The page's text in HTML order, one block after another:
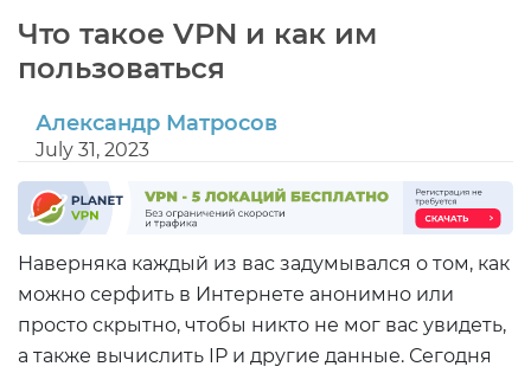
Что такое VPN и как им
пользоваться
Александр Матросов
July 31, 2023
Наверняка каждый из вас задумывался о том, как
можно серфить в Интернете анонимно или
просто скрытно, чтобы никто не мог вас увидеть,
а также вычислить IP и другие данные. Сегодня